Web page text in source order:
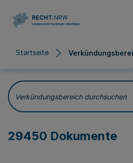
Startseite
Verkündungsbereich durchsuchen
29450 Dokumente